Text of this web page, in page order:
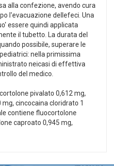
alla confezione, avendo cura
l'evacuazione dellefeci. Una
essere quindi applicata
il tubetto. La durata del
possibile, superare le
nella primissima
neicasi di effettiva
del medico.
pivalato 0,612 mg,
cincocaina cloridrato 1
contiene fluocortolone
caproato 0,945 mg,